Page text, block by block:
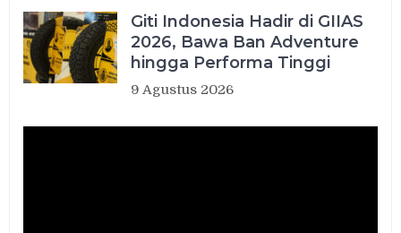
Giti Indonesia Hadir di GIIAS
2026, Bawa Ban Adventure
hingga Performa Tinggi
9 Agustus 2026